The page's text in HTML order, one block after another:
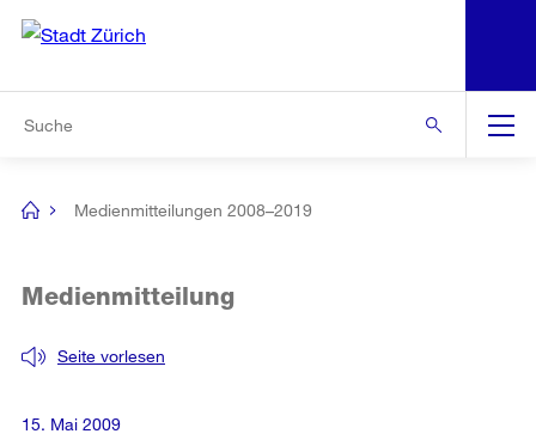
Navigation
[no
Medienmitteilungen 2008–2019
Seite vorlesen
Medienmitteilung
15. Mai 2009